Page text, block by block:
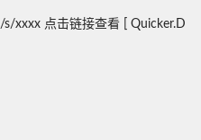
xxxx 点击链接查看 [ Quicker.D